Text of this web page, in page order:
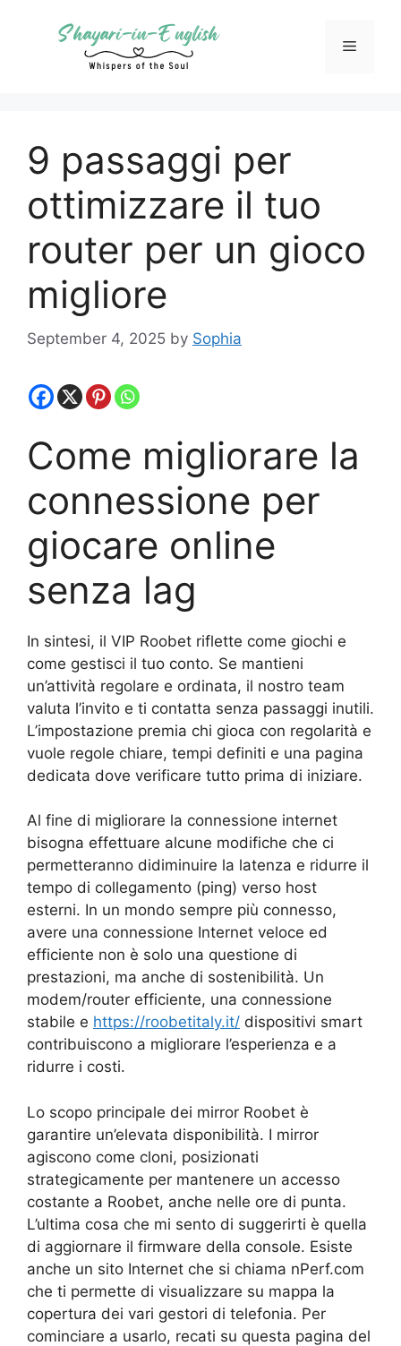
Menu
9 passaggi per
ottimizzare il tuo
router per un gioco
migliore
September 4, 2025 by Sophia
Come migliorare la
connessione per
giocare online
senza lag
In sintesi, il VIP Roobet riflette come giochi e
come gestisci il tuo conto. Se mantieni
un’attività regolare e ordinata, il nostro team
valuta l’invito e ti contatta senza passaggi inutili.
L’impostazione premia chi gioca con regolarità e
vuole regole chiare, tempi definiti e una pagina
dedicata dove verificare tutto prima di iniziare.
Al fine di migliorare la connessione internet
bisogna effettuare alcune modifiche che ci
permetteranno didiminuire la latenza e ridurre il
tempo di collegamento (ping) verso host
esterni. In un mondo sempre più connesso,
avere una connessione Internet veloce ed
efficiente non è solo una questione di
prestazioni, ma anche di sostenibilità. Un
modem/router efficiente, una connessione
stabile e https://roobetitaly.it/ dispositivi smart
contribuiscono a migliorare l’esperienza e a
ridurre i costi.
Lo scopo principale dei mirror Roobet è
garantire un’elevata disponibilità. I mirror
agiscono come cloni, posizionati
strategicamente per mantenere un accesso
costante a Roobet, anche nelle ore di punta.
L’ultima cosa che mi sento di suggerirti è quella
di aggiornare il firmware della console. Esiste
anche un sito Internet che si chiama nPerf.com
che ti permette di visualizzare su mappa la
copertura dei vari gestori di telefonia. Per
cominciare a usarlo, recati su questa pagina del